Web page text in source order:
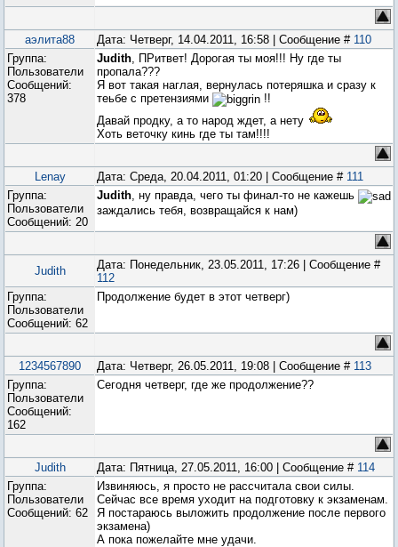
аэлита88 Дата: Четверг, 14.04.2011, 16:58 | Сообщение # 110
Группа:
Пользователи
Сообщений:
378
Judith, ПРитвет! Дорогая ты моя!!! Ну где ты
пропала???
Я вот такая наглая, вернулась потеряшка и сразу к
теьбе с претензиями
!!
Давай продку, а то народ ждет, а нету
Хоть веточку кинь где ты там!!!!
Lenay Дата: Среда, 20.04.2011, 01:20 | Сообщение # 111
Группа:
Пользователи
Сообщений: 20
Judith, ну правда, чего ты финал-то не кажешь
заждались тебя, возвращайся к нам)
Judith
Дата: Понедельник, 23.05.2011, 17:26 | Сообщение #
112
Группа:
Пользователи
Сообщений: 62
Продолжение будет в этот четверг)
1234567890 Дата: Четверг, 26.05.2011, 19:08 | Сообщение # 113
Группа:
Пользователи
Сообщений:
162
Сегодня четверг, где же продолжение??
Judith Дата: Пятница, 27.05.2011, 16:00 | Сообщение # 114
Группа:
Пользователи
Сообщений: 62
Извиняюсь, я просто не рассчитала свои силы.
Сейчас все время уходит на подготовку к экзаменам.
Я постараюсь выложить продолжение после первого
экзамена)
А пока пожелайте мне удачи.